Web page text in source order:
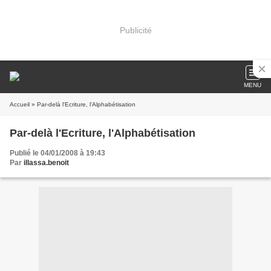
Publicité
MENU
Accueil » Par-delà l'Ecriture, l'Alphabétisation
Par-delà l'Ecriture, l'Alphabétisation
Publié le 04/01/2008 à 19:43
Par illassa.benoit